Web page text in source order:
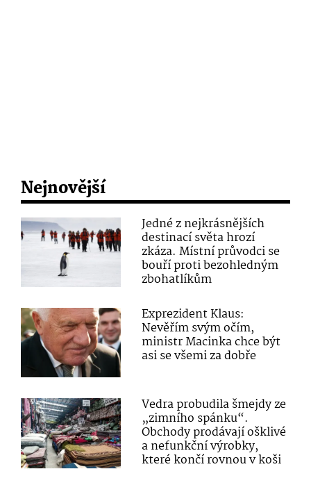
Nejnovější
Jedné z nejkrásnějších
destinací světa hrozí
zkáza. Místní průvodci se
bouří proti bezohledným
zbohatlíkům
Exprezident Klaus:
Nevěřím svým očím,
ministr Macinka chce být
asi se všemi za dobře
Vedra probudila šmejdy ze
„zimního spánku“.
Obchody prodávají ošklivé
a nefunkční výrobky,
které končí rovnou v koši